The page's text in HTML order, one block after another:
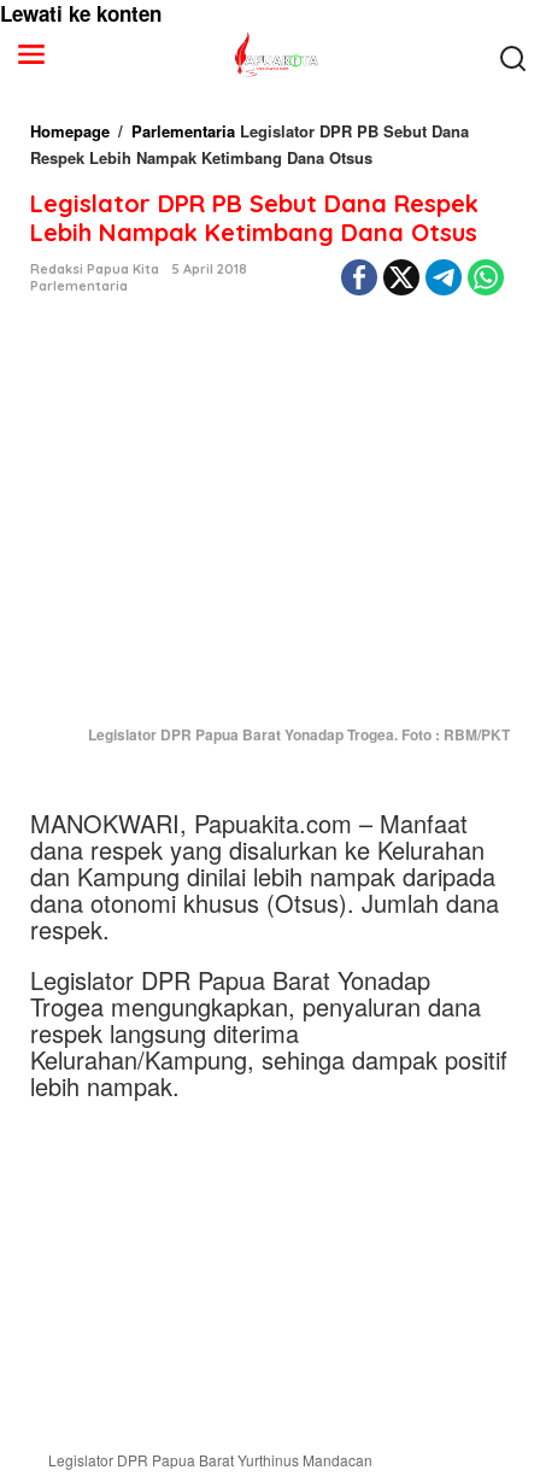
Lewati ke konten
Homepage / Parlementaria Legislator DPR PB Sebut Dana
Respek Lebih Nampak Ketimbang Dana Otsus
Legislator DPR PB Sebut Dana Respek
Lebih Nampak Ketimbang Dana Otsus
Redaksi Papua Kita
5 April 2018
Parlementaria
Legislator DPR Papua Barat Yonadap Trogea. Foto : RBM/PKT
MANOKWARI, Papuakita.com – Manfaat
dana respek yang disalurkan ke Kelurahan
dan Kampung dinilai lebih nampak daripada
dana otonomi khusus (Otsus). Jumlah dana
respek.
Legislator DPR Papua Barat Yonadap
Trogea mengungkapkan, penyaluran dana
respek langsung diterima
Kelurahan/Kampung, sehinga dampak positif
lebih nampak.
Legislator DPR Papua Barat Yurthinus Mandacan